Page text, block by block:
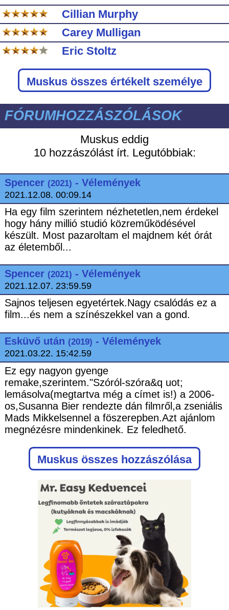
Cillian Murphy
Carey Mulligan
Eric Stoltz
Muskus összes értékelt személye
FÓRUMHOZZÁSZÓLÁSOK
Muskus eddig
10 hozzászólást írt. Legutóbbiak:
Spencer (2021) - Vélemények
2021.12.08. 00:09.14
Ha egy film szerintem nézhetetlen,nem érdekel
hogy hány millió studió közreműködésével
készült. Most pazaroltam el majdnem két órát
az életemből...
Spencer (2021) - Vélemények
2021.12.07. 23:59.59
Sajnos teljesen egyetértek.Nagy csalódás ez a
film...és nem a színészekkel van a gond.
Esküvő után (2019) - Vélemények
2021.03.22. 15:42.59
Ez egy nagyon gyenge
remake,szerintem."Szóról-szóra&q uot;
lemásolva(megtartva még a címet is!) a 2006-
os,Susanna Bier rendezte dán filmről,a zseniális
Mads Mikkelsennel a föszerepben.Azt ajánlom
megnézésre mindenkinek. Ez feledhető.
Muskus összes hozzászólása